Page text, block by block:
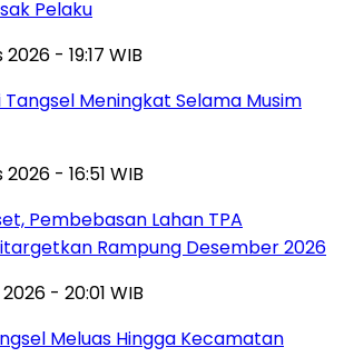
Pelaku
- 19:17 WIB
Tangsel Meningkat Selama Musim
- 16:51 WIB
Pembebasan Lahan TPA
Rampung Desember 2026
- 20:01 WIB
Meluas Hingga Kecamatan